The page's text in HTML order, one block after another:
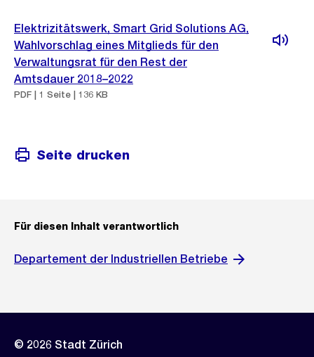
Elektrizitätswerk, Smart Grid Solutions AG,
Wahlvorschlag eines Mitglieds für den
Verwaltungsrat für den Rest der
Amtsdauer 2018–2022
PDF | 1 Seite | 136 KB
Seite drucken
Für diesen Inhalt verantwortlich
Departement der Industriellen Betriebe
© 2026 Stadt Zürich